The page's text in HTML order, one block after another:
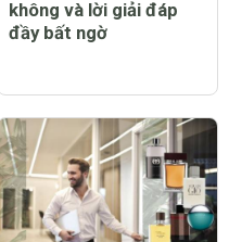
không và lời giải đáp
đầy bất ngờ